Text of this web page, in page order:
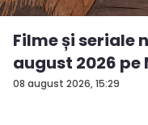
08 august 2026, 15:29
Filme și seriale
august 2026 pe